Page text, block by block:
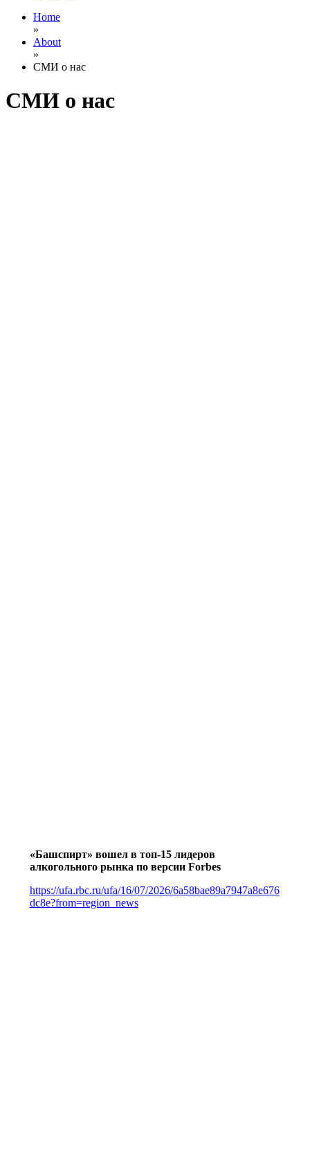
Home
»
About
»
СМИ о нас
СМИ о нас
«Башспирт» вошел в топ-15 лидеров
алкогольного рынка по версии Forbes
https://ufa.rbc.ru/ufa/16/07/2026/6a58bae89a7947a8e676
dc8e?from=region_news